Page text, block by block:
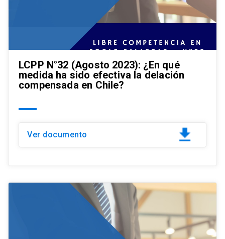
LCPP N°32 (Agosto 2023): ¿En qué
medida ha sido efectiva la delación
compensada en Chile?
Ver documento